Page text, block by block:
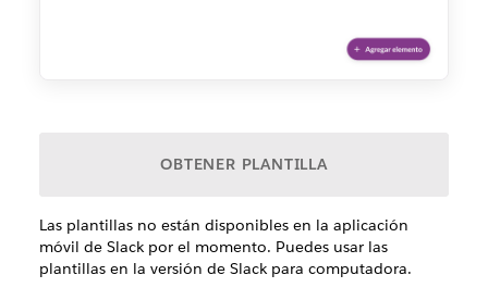
OBTENER PLANTILLA
Las plantillas no están disponibles en la aplicación
móvil de Slack por el momento. Puedes usar las
plantillas en la versión de Slack para computadora.